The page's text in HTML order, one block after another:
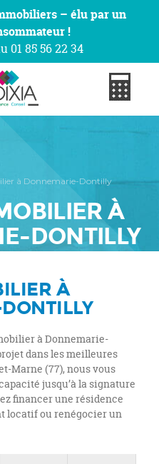
– élu par un
!
01 85 56 22 34
à Donnemarie-Dontilly
À
DONTILLY
À
à Donnemarie-
dans les meilleures
Marne (77), nous vous
jusqu’à la signature
financer une résidence
locatif ou renégocier un